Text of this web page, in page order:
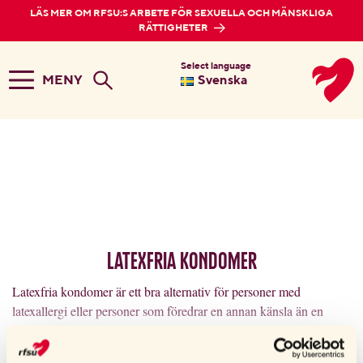
LÄS MER OM RFSU:S ARBETE FÖR SEXUELLA OCH MÄNSKLIGA
RÄTTIGHETER
MENY
Select language
Svenska
Latexfria kondomer
Latexfria kondomer är ett bra alternativ för personer med
latexallergi eller personer som föredrar en annan känsla än en
polyuretanplast, vilket gör dem tunna, flexibla och luktfria.